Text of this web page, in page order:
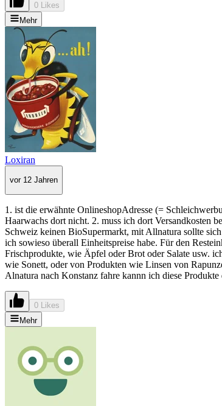
0 Likes
Mehr
Loxiran
vor 12 Jahren
1. ist die erwähnte OnlineshopAdresse (=
Haarwachs dort nicht. 2. muss ich dort Versandkosten
Schweiz keinen BioSupermarkt, mit Allnatura sollte
ich sowieso überall Einheitspreise habe. Für den
Frischprodukte, wie Äpfel oder Brot oder Salate usw.
wie Sonett, oder von Produkten wie Linsen von
Alnatura nach Konstanz fahre kannn ich diese
0 Likes
Mehr